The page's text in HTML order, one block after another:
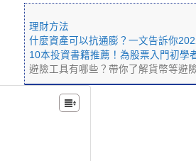
理財方法
什麼資產可以抗通膨？一文告訴你
10本投資書籍推薦！為股票入門初學
避險工具有哪些？帶你了解貨幣等避